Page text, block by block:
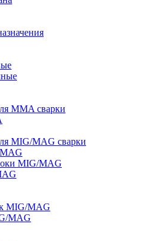
MMA сварки
MIG/MAG сварки
MIG/MAG
MIG/MAG
MAG